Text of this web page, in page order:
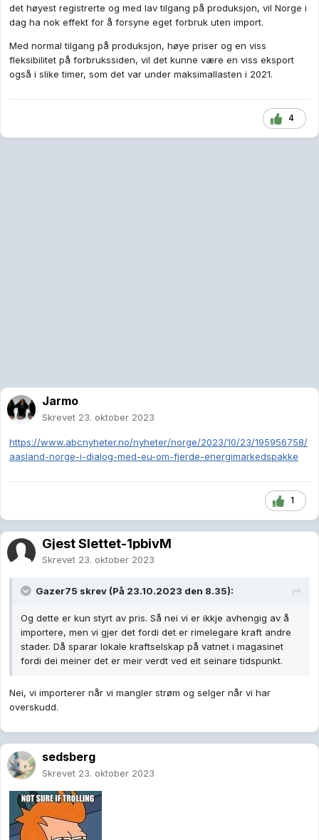
det høyest registrerte og med lav tilgang på produksjon, vil Norge i
dag ha nok effekt for å forsyne eget forbruk uten import.
Med normal tilgang på produksjon, høye priser og en viss
fleksibilitet på forbrukssiden, vil det kunne være en viss eksport
også i slike timer, som det var under maksimallasten i 2021.
4
Jarmo
Skrevet 23. oktober 2023
https://www.abcnyheter.no/nyheter/norge/2023/10/23/195956758/
aasland-norge-i-dialog-med-eu-om-fjerde-energimarkedspakke
1
Gjest Slettet-1pbivM
Skrevet 23. oktober 2023
Gazer75 skrev (På 23.10.2023 den 8.35):
Og dette er kun styrt av pris. Så nei vi er ikkje avhengig av å
importere, men vi gjer det fordi det er rimelegare kraft andre
stader. Då sparar lokale kraftselskap på vatnet i magasinet
fordi dei meiner det er meir verdt ved eit seinare tidspunkt.
Nei, vi importerer når vi mangler strøm og selger når vi har
overskudd.
sedsberg
Skrevet 23. oktober 2023